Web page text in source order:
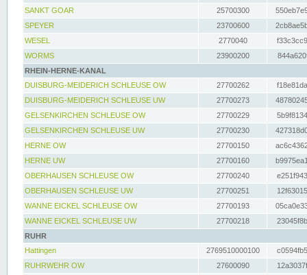
SANKT GOAR
25700300
SPEYER
23700600
WESEL
2770040
WORMS
23900200
RHEIN-HERNE-KANAL
DUISBURG-MEIDERICH SCHLEUSE OW
27700262
DUISBURG-MEIDERICH SCHLEUSE UW
27700273
GELSENKIRCHEN SCHLEUSE OW
27700229
GELSENKIRCHEN SCHLEUSE UW
27700230
HERNE OW
27700150
HERNE UW
27700160
OBERHAUSEN SCHLEUSE OW
27700240
OBERHAUSEN SCHLEUSE UW
27700251
WANNE EICKEL SCHLEUSE OW
27700193
WANNE EICKEL SCHLEUSE UW
27700218
RUHR
Hattingen
2769510000100
RUHRWEHR OW
27600090